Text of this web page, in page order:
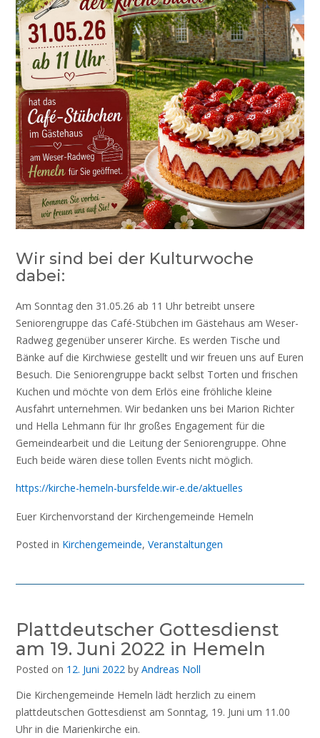
Wir sind bei der Kulturwoche
dabei:
Am Sonntag den 31.05.26 ab 11 Uhr betreibt unsere
Seniorengruppe das Café-Stübchen im Gästehaus am Weser-
Radweg gegenüber unserer Kirche. Es werden Tische und
Bänke auf die Kirchwiese gestellt und wir freuen uns auf Euren
Besuch. Die Seniorengruppe backt selbst Torten und frischen
Kuchen und möchte von dem Erlös eine fröhliche kleine
Ausfahrt unternehmen. Wir bedanken uns bei Marion Richter
und Hella Lehmann für Ihr großes Engagement für die
Gemeindearbeit und die Leitung der Seniorengruppe. Ohne
Euch beide wären diese tollen Events nicht möglich.
https://kirche-hemeln-bursfelde.wir-e.de/aktuelles
Euer Kirchenvorstand der Kirchengemeinde Hemeln
Posted in Kirchengemeinde, Veranstaltungen
Plattdeutscher Gottesdienst
am 19. Juni 2022 in Hemeln
Posted on 12. Juni 2022 by Andreas Noll
Die Kirchengemeinde Hemeln lädt herzlich zu einem
plattdeutschen Gottesdienst am Sonntag, 19. Juni um 11.00
Uhr in die Marienkirche ein.